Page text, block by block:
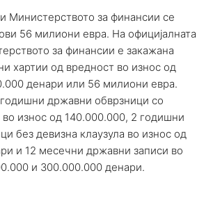
Министерството за финансии се
56 милиони евра. На официјалната
за финансии е закажана
хартии од вредност во износ од
денари или 56 милиони евра.
годишни државни обврзници со
во износ од 140.000.000, 2 годишни
без девизна клаузула во износ од
и 12 месечни државни записи во
и 300.000.000 денари.